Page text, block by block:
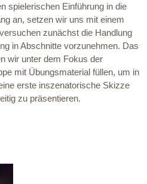
spielerischen Einführung in die
an, setzen wir uns mit einem
zunächst die Handlung
in Abschnitte vorzunehmen. Das
wir unter dem Fokus der
mit Übungsmaterial füllen, um in
erste inszenatorische Skizze
zu präsentieren.